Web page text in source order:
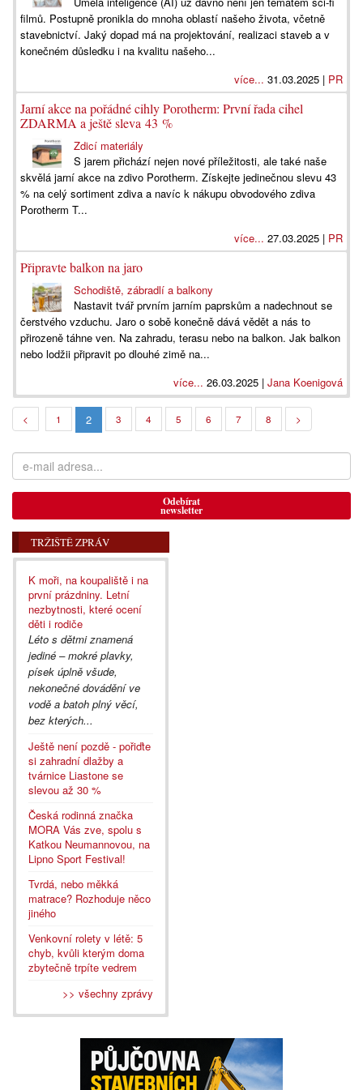
filmů. Postupně pronikla do mnoha oblastí našeho života, včetně
stavebnictví. Jaký dopad má na projektování, realizaci staveb a v
konečném důsledku i na kvalitu našeho...
více... 31.03.2025 | PR
Jarní akce na pořádné cihly Porotherm: První řada cihel
ZDARMA a ještě sleva 43 %
Zdicí materiály
S jarem přichází nejen nové příležitosti, ale také naše
skvělá jarní akce na zdivo Porotherm. Získejte jedinečnou slevu 43
% na celý sortiment zdiva a navíc k nákupu obvodového zdiva
Porotherm T...
více... 27.03.2025 | PR
Připravte balkon na jaro
Schodiště, zábradlí a balkony
Nastavit tvář prvním jarním paprskům a nadechnout se
čerstvého vzduchu. Jaro o sobě konečně dává vědět a nás to
přirozeně táhne ven. Na zahradu, terasu nebo na balkon. Jak balkon
nebo lodžii připravit po dlouhé zimě na...
více... 26.03.2025 | Jana Koenigová
< 1 2 3 4 5 6 7 8 >
Odebírat
newsletter
TRŽIŠTĚ ZPRÁV
K moři, na koupaliště i na
první prázdniny. Letní
nezbytnosti, které ocení
děti i rodiče
Léto s dětmi znamená
jediné – mokré plavky,
písek úplně všude,
nekonečné dovádění ve
vodě a batoh plný věcí,
bez kterých...
Ještě není pozdě - pořiďte
si zahradní dlažby a
tvárnice Liastone se
slevou až 30 %
Česká rodinná značka
MORA Vás zve, spolu s
Katkou Neumannovou, na
Lipno Sport Festival!
Tvrdá, nebo měkká
matrace? Rozhoduje něco
jiného
Venkovní rolety v létě: 5
chyb, kvůli kterým doma
zbytečně trpíte vedrem
>> všechny zprávy